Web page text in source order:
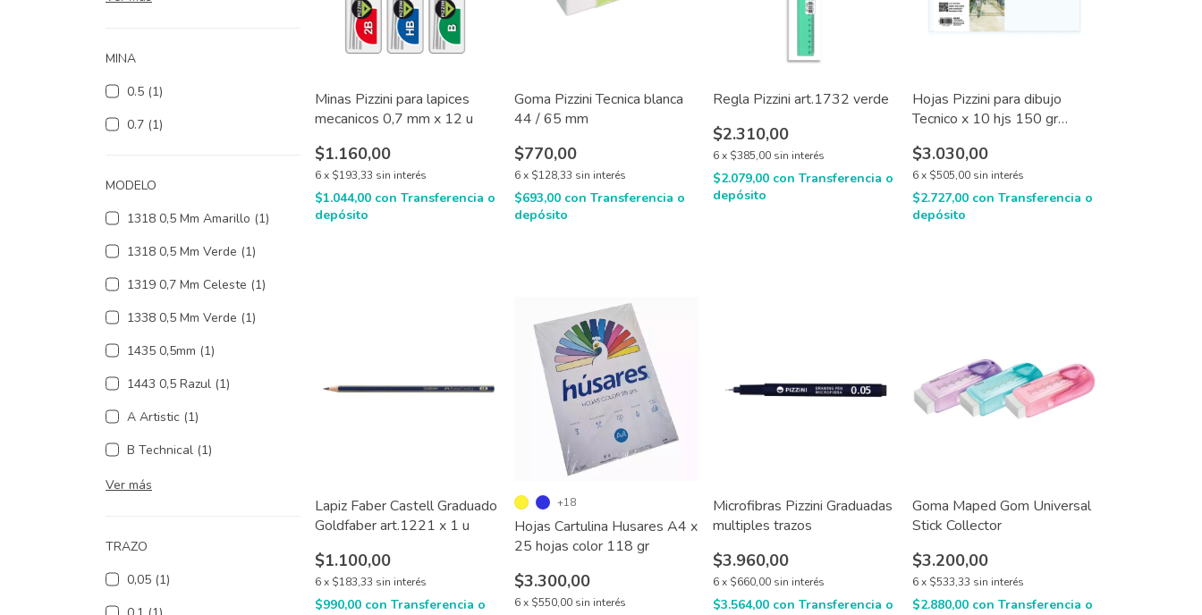
MINA
0.5 (1)
0.7 (1)
MODELO
1318 0,5 Mm Amarillo (1)
1318 0,5 Mm Verde (1)
1319 0,7 Mm Celeste (1)
1338 0,5 Mm Verde (1)
1435 0,5mm (1)
1443 0,5 Razul (1)
A Artistic (1)
B Technical (1)
Ver más
TRAZO
0,05 (1)
Minas Pizzini para lapices
mecanicos 0,7 mm x 12 u
$1.160,00
6 x $193,33 sin interés
$1.044,00 con Transferencia o
depósito
Goma Pizzini Tecnica blanca
44 / 65 mm
$770,00
6 x $128,33 sin interés
$693,00 con Transferencia o
depósito
Regla Pizzini art.1732 verde
$2.310,00
6x $385,00 sin interés
$2.079,00 con Transferencia o
depósito
Hojas Pizzini para dibujo
Tecnico x 10 hjs 150 gr
$3.030,00
6 x $505,00 sin interés
$2.727,00 con Transferencia o
depósito
Lapiz Faber Castell Graduado
Goldfaber art.1221 x 1 u
$1.100,00
6 x $183,33 sin interés
$990,00 con Transferencia o
Hojas Cartulina Husares A4 x
25 hojas color 118 gr
$3.300,00
6 x $550,00 sin interés
+18
Microfibras Pizzini Graduadas
multiples trazos
$3.960,00
6x $660,00 sin interés
$3.564,00 con Transferencia o
Goma Maped Gom Universal
Stick Collector
$3.200,00
6 x $533,33 sin interés
$2.880,00 con Transferencia o